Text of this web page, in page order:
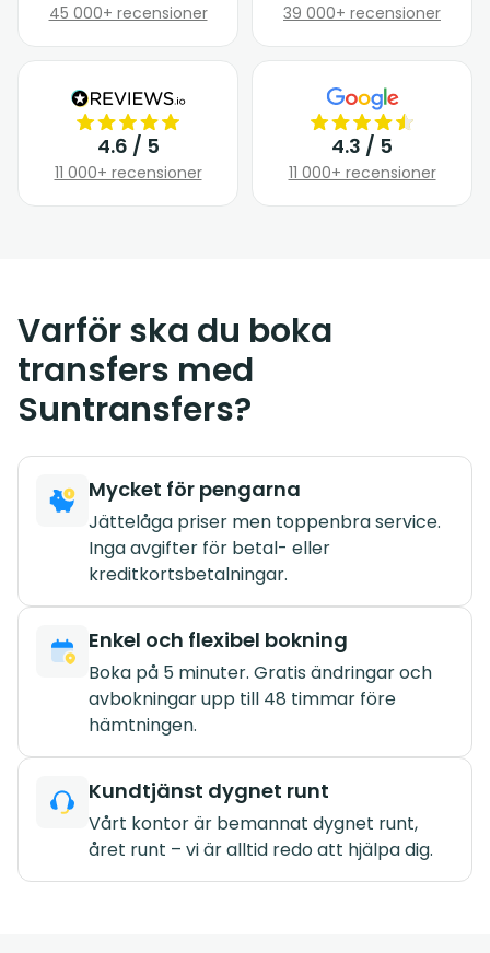
45 000+ recensioner 39 000+ recensioner
4.6 / 5
11 000+ recensioner
4.3 / 5
11 000+ recensioner
Varför ska du boka
transfers med
Suntransfers?
Mycket för pengarna
Jättelåga priser men toppenbra service.
Inga avgifter för betal- eller
kreditkortsbetalningar.
Enkel och flexibel bokning
Boka på 5 minuter. Gratis ändringar och
avbokningar upp till 48 timmar före
hämtningen.
Kundtjänst dygnet runt
Vårt kontor är bemannat dygnet runt,
året runt – vi är alltid redo att hjälpa dig.